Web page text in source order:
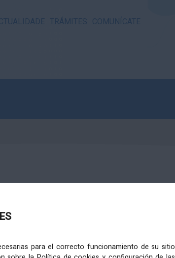
TRÁMITES COMUNÍCATE
para el correcto funcionamiento de su sitio
logotipo